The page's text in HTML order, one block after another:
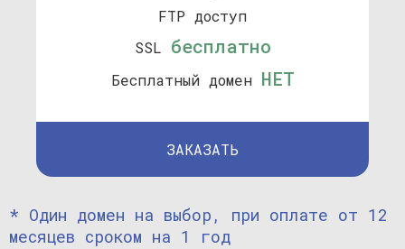
FTP доступ
SSL бесплатно
Бесплатный домен НЕТ
ЗАКАЗАТЬ
* Один домен на выбор, при оплате от 12
месяцев сроком на 1 год